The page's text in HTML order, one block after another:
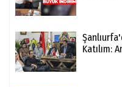
Katılım: